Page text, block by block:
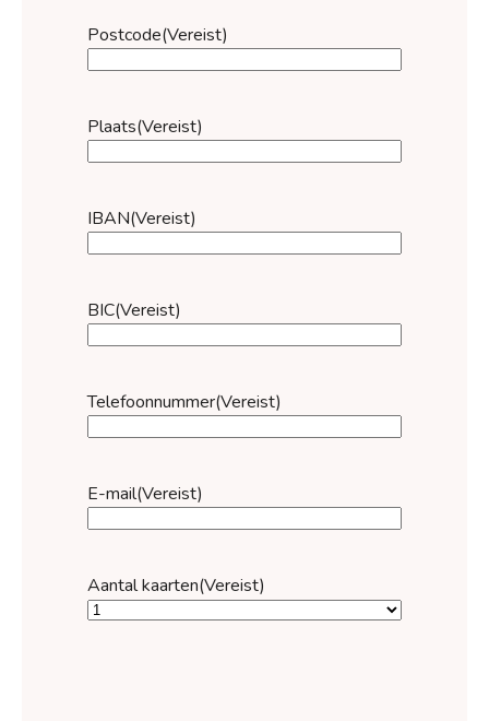
Postcode(Vereist)
Plaats(Vereist)
IBAN(Vereist)
BIC(Vereist)
Telefoonnummer(Vereist)
E-mail(Vereist)
Aantal kaarten(Vereist)